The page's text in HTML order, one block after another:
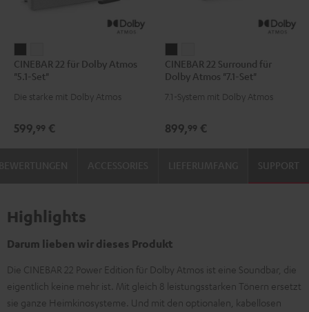
22
für
Dolby
"5.1-
22
für
Dolby
"5.1-
CINEBAR 22 für Dolby Atmos
"5.1-Set"
Die starke mit Dolby Atmos
599,99 €
22
Surround
für
Atmos
22
Surround
für
Atmos
CINEBAR 22 Surround für
Dolby Atmos "7.1-Set"
7.1-System mit Dolby Atmos
899,99 €
SUPPORT
Highlights
Darum lieben wir dieses Produkt
Die CINEBAR 22 Power Edition für Dolby Atmos ist eine Soundbar, die
eigentlich keine mehr ist. Mit gleich 8 leistungsstarken Tönern ersetzt
sie ganze Heimkinosysteme. Und mit den optionalen, kabellosen